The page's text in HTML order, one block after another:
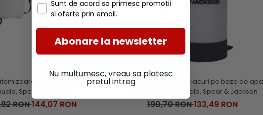
5 litri cu actionare
Spear & Jackson
RON144,07 RON
Atomizor 5 litri pentru lacuri pe baza de apa
cu actionare manuala, Spear & Jackson
190,70 RON133,49 RON
Sunt de acord sa primesc promotii
si oferte prin email.
Abonare la newsletter
Nu multumesc, vreau sa platesc
pretul intreg